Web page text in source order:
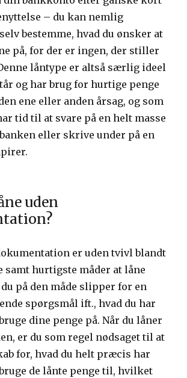
– du kan nemlig
bestemme, hvad du ønsker at
på, for der er ingen, der stiller
låntype er altså særlig ideel
og har brug for hurtige penge
ene eller anden årsag, og som
tid til at svare på en helt masse
eller skrive under på en
uden
er uden tvivl blandt
samt hurtigste måder at låne
du på den måde slipper for en
spørgsmål ift., hvad du har
dine penge på. Når du låner
er du som regel nødsaget til at
for, hvad du helt præcis har
de lånte penge til, hvilket